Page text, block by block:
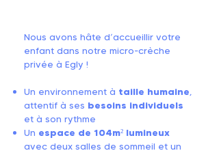
Nous avons hâte d’accueillir votre
enfant dans notre micro-crèche
privée à Egly !
Un environnement à taille humaine,
attentif à ses besoins individuels
et à son rythme
Un espace de 104m² lumineux
avec deux salles de sommeil et un